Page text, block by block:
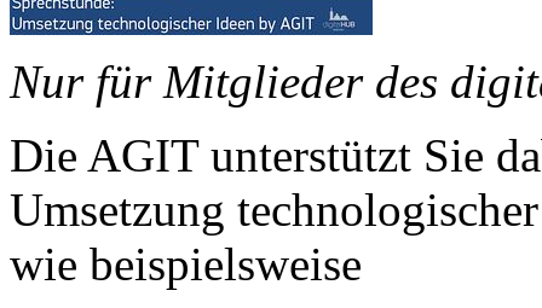
Nur für Mitglieder des
Die AGIT unterstützt Sie
Umsetzung
wie beispielsweise